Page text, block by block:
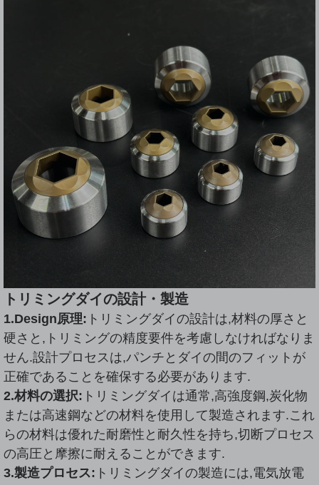
トリミングダイの設計・製造
1.Design原理: トリミングダイの設計は,材料の厚さと
硬さと,トリミングの精度要件を考慮しなければなりま
せん.設計プロセスは,パンチとダイの間のフィットが
正確であることを確保する必要があります.
2.材料の選択: トリミングダイは通常,高強度鋼,炭化物
または高速鋼などの材料を使用して製造されます.これ
らの材料は優れた耐磨性と耐久性を持ち,切断プロセス
の高圧と摩擦に耐えることができます.
3.製造プロセス: トリミングダイの製造には,電気放電